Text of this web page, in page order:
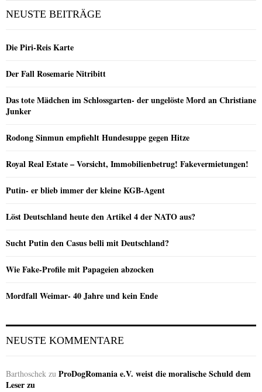
NEUSTE BEITRÄGE
Die Piri-Reis Karte
Der Fall Rosemarie Nitribitt
Das tote Mädchen im Schlossgarten- der ungelöste Mord an Christiane
Junker
Rodong Sinmun empfiehlt Hundesuppe gegen Hitze
Royal Real Estate – Vorsicht, Immobilienbetrug! Fakevermietungen!
Putin- er blieb immer der kleine KGB-Agent
Löst Deutschland heute den Artikel 4 der NATO aus?
Sucht Putin den Casus belli mit Deutschland?
Wie Fake-Profile mit Papageien abzocken
Mordfall Weimar- 40 Jahre und kein Ende
NEUSTE KOMMENTARE
Barthoschek zu ProDogRomania e.V. weist die moralische Schuld dem
Leser zu